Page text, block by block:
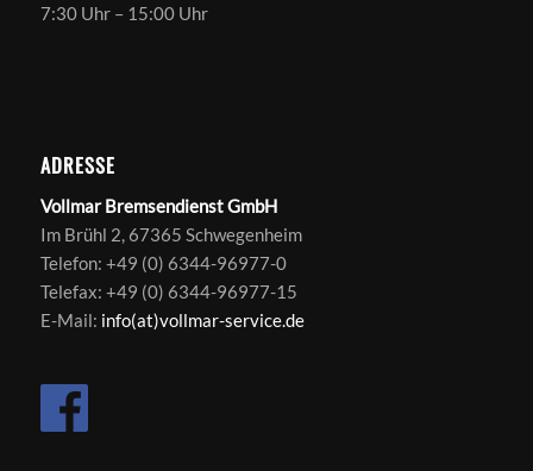
7:30 Uhr – 15:00 Uhr
ADRESSE
Vollmar Bremsendienst GmbH
Im Brühl 2, 67365 Schwegenheim
Telefon: +49 (0) 6344-96977-0
Telefax: +49 (0) 6344-96977-15
E-Mail: info(at)vollmar-service.de